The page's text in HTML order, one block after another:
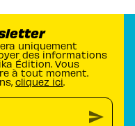
uniquement
des informations
Édition. Vous
à tout moment.
cliquez ici.
send